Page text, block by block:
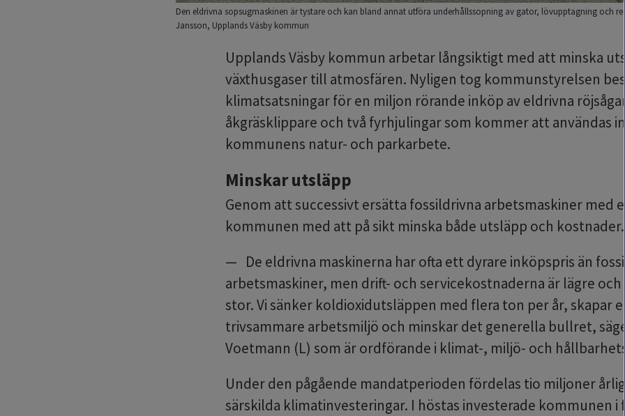
Den eldrivna sopsugmaskinen är tystare och kan bland annat utföra underhållssopning av gator, lövupptagning och
Jansson, Upplands Väsby kommun
Upplands Väsby kommun arbetar långsiktigt med att minska
växthusgaser till atmosfären. Nyligen tog kommunstyrelsen
klimatsatsningar för en miljon rörande inköp av eldrivna röjsågar,
åkgräsklippare och två fyrhjulingar som kommer att användas
kommunens natur- och parkarbete.
Minskar utsläpp
Genom att successivt ersätta fossildrivna arbetsmaskiner med
kommunen med att på sikt minska både utsläpp och kostnader.
De eldrivna maskinerna har ofta ett dyrare inköpspris än
arbetsmaskiner, men drift- och servicekostnaderna är lägre och
stor. Vi sänker koldioxidutsläppen med flera ton per år, skapar en
trivsammare arbetsmiljö och minskar det generella bullret,
Voetmann (L) som är ordförande i klimat-, miljö- och
Under den pågående mandatperioden fördelas tio miljoner
särskilda klimatinvesteringar. I höstas investerade kommunen i